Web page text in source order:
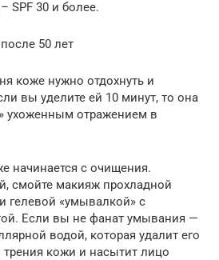
SPF 30 и более.
50 лет
коже нужно отдохнуть и
вы уделите ей 10 минут, то она
ухоженным отражением в
начинается с очищения.
смойте макияж прохладной
гелевой «умывалкой» с
Если вы не фанат умывания —
водой, которая удалит его
трения кожи и насытит лицо